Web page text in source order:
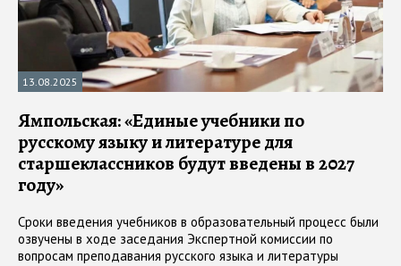
13.08.2025
Ямпольская: «Единые учебники по
русскому языку и литературе для
старшеклассников будут введены в 2027
году»
Сроки введения учебников в образовательный процесс были
озвучены в ходе заседания Экспертной комиссии по
вопросам преподавания русского языка и литературы